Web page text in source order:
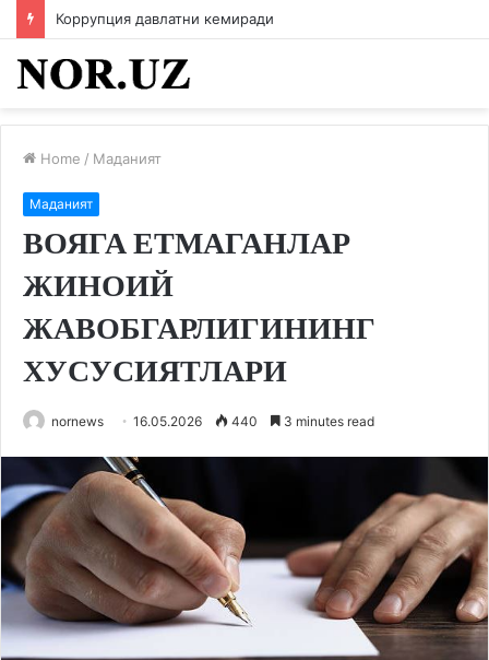
Коррупция давлатни кемиради
Home / Маданият
Маданият
ВОЯГА ЕТМАГАНЛАР
ЖИНОИЙ
ЖАВОБГАРЛИГИНИНГ
ХУСУСИЯТЛАРИ
nornews 16.05.2026 440 3 minutes read